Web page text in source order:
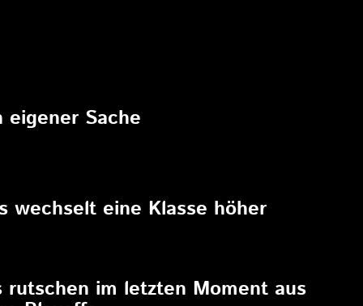
eigener Sache
wechselt eine Klasse höher
rutschen im letzten Moment aus